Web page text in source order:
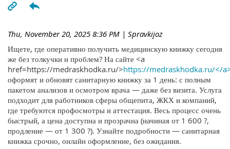
Thu, November 20, 2025 8:36 PM | Spravkijoz
Ищете, где оперативно получить медицинскую книжку сегодня
же без толкучки и проблем? На сайте <a
href=https://medraskhodka.ru/>https://medraskhodka.ru/</
оформят и обновят санитарную книжку за 1 день: с полным
пакетом анализов и осмотром врача — даже без визита. Услуга
подходит для работников сферы общепита, ЖКХ и компаний,
где требуются профосмотры и аттестация. Весь процесс очень
быстрый, а цена доступна и прозрачна (начиная от 1 600 ?,
продление — от 1 300 ?). Узнайте подробности — санитарная
книжка срочно, онлайн оформление, без ожидания.